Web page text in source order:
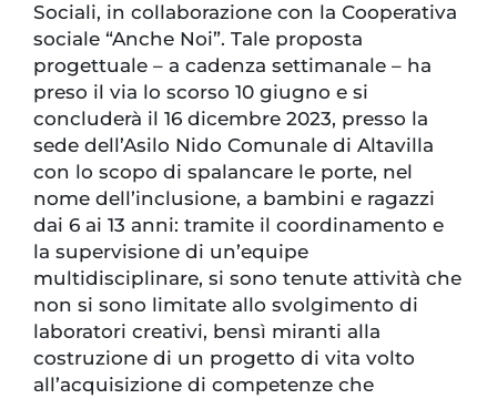
Sociali, in collaborazione con la Cooperativa
sociale “Anche Noi”. Tale proposta
progettuale – a cadenza settimanale – ha
preso il via lo scorso 10 giugno e si
concluderà il 16 dicembre 2023, presso la
sede dell’Asilo Nido Comunale di Altavilla
con lo scopo di spalancare le porte, nel
nome dell’inclusione, a bambini e ragazzi
dai 6 ai 13 anni: tramite il coordinamento e
la supervisione di un’equipe
multidisciplinare, si sono tenute attività che
non si sono limitate allo svolgimento di
laboratori creativi, bensì miranti alla
costruzione di un progetto di vita volto
all’acquisizione di competenze che